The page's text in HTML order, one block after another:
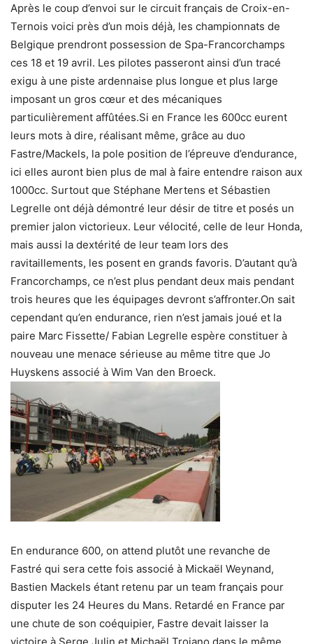
Après le coup d’envoi sur le circuit français de Croix-en-
Ternois voici près d’un mois déjà, les championnats de
Belgique prendront possession de Spa-Francorchamps
ces 18 et 19 avril. Les pilotes passeront ainsi d’un tracé
exigu à une piste ardennaise plus longue et plus large
imposant un gros cœur et des mécaniques
particulièrement affûtées.Si en France les 600cc eurent
leurs mots à dire, réalisant même, grâce au duo
Fastre/Mackels, la pole position de l’épreuve d’endurance,
ici elles auront bien plus de mal à faire entendre raison aux
1000cc. Surtout que Stéphane Mertens et Sébastien
Legrelle ont déjà démontré leur désir de titre et posés un
premier jalon victorieux. Leur vélocité, celle de leur Honda,
mais aussi la dextérité de leur team lors des
ravitaillements, les posent en grands favoris. D’autant qu’à
Francorchamps, ce n’est plus pendant deux mais pendant
trois heures que les équipages devront s’affronter.On sait
cependant qu’en endurance, rien n’est jamais joué et la
paire Marc Fissette/ Fabian Legrelle espère constituer à
nouveau une menace sérieuse au même titre que Jo
Huyskens associé à Wim Van den Broeck.
En endurance 600, on attend plutôt une revanche de
Fastré qui sera cette fois associé à Mickaël Weynand,
Bastien Mackels étant retenu par un team français pour
disputer les 24 Heures du Mans. Retardé en France par
une chute de son coéquipier, Fastre devait laisser la